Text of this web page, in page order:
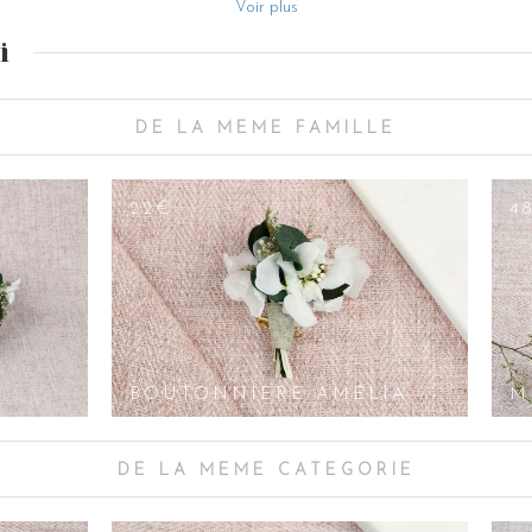
bijou sont stabilisées, ce qui garantit une durée de vie pratiquement
Ne pas laisser votre double peigne stagner en plein soleil, éviter la
à une combinaison en jean, sa classe naturelle lui permettant de
dernière collection 2020 “La Forêt enchantée” par Les Couronnes de
Voir plus
DE LA MEME FAMILLE
22€
BOUTONNIERE AMÉLIA
DE LA MEME CATEGORIE